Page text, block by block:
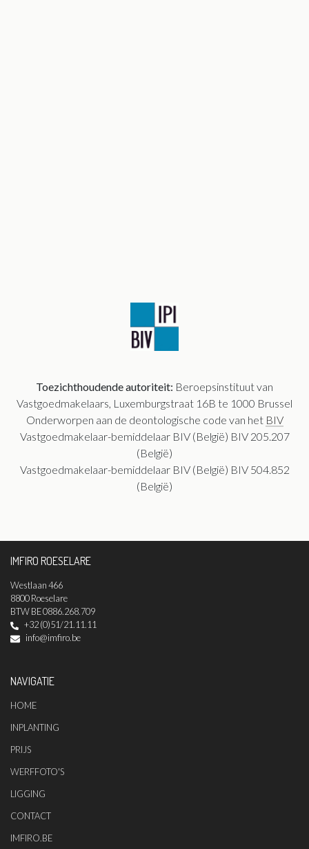
Toezichthoudende autoriteit: Beroepsinstituut van
Vastgoedmakelaars, Luxemburgstraat 16B te 1000 Brussel
Onderworpen aan de deontologische code van het BIV
Vastgoedmakelaar-bemiddelaar BIV (België) BIV 205.207
(België)
Vastgoedmakelaar-bemiddelaar BIV (België) BIV 504.852
(België)
IMFIRO ROESELARE
Westlaan 466
8800 Roeselare
BTW BE 0886.268.709
+32 (0)51/21.11.11
info@imfiro.be
NAVIGATIE
HOME
INPLANTING
PRIJS
WERFFOTO'S
LIGGING
CONTACT
IMFIRO.BE